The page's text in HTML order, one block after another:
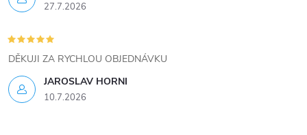
27.7.2026
JAROSLAV HORNI
10.7.2026
DĚKUJI ZA RYCHLOU OBJEDNÁVKU